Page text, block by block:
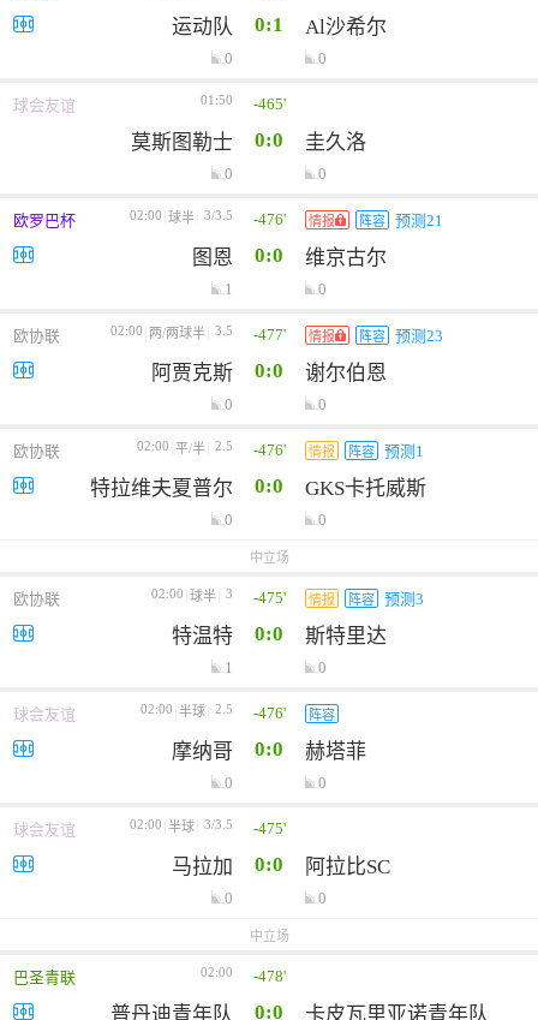
运动队 0:1 Al沙希尔
0 0
球会友谊 01:50 -465'
莫斯图勒士 0:0 圭久洛
0 0
欧罗巴杯 02:00 球半 3/3.5 -476' 情报 阵容 预测21
图恩 0:0 维京古尔
1 0
欧协联 02:00 两/两球半 3.5 -477' 情报 阵容 预测23
阿贾克斯 0:0 谢尔伯恩
0 0
欧协联 02:00 平/半 2.5 -476' 情报 阵容 预测1
特拉维夫夏普尔 0:0 GKS卡托威斯
0 0
中立场
欧协联 02:00 球半 3 -475' 情报 阵容 预测3
特温特 0:0 斯特里达
1 0
球会友谊 02:00 半球 2.5 -476' 阵容
摩纳哥 0:0 赫塔菲
0 0
球会友谊 02:00 半球 3/3.5 -475'
马拉加 0:0 阿拉比SC
0 0
中立场
巴圣青联 02:00 -478'
普丹迪青年队 0:0 卡皮瓦里亚诺青年队